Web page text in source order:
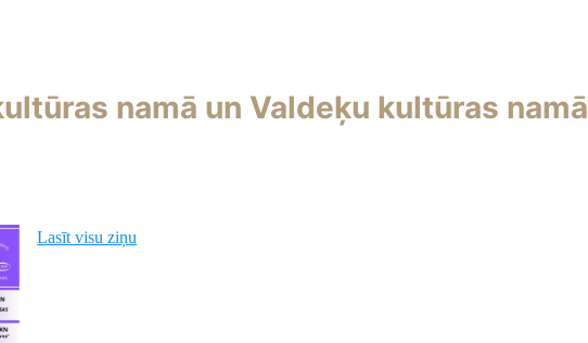
namā un Valdeķu kultūras namā
Lasīt visu ziņu